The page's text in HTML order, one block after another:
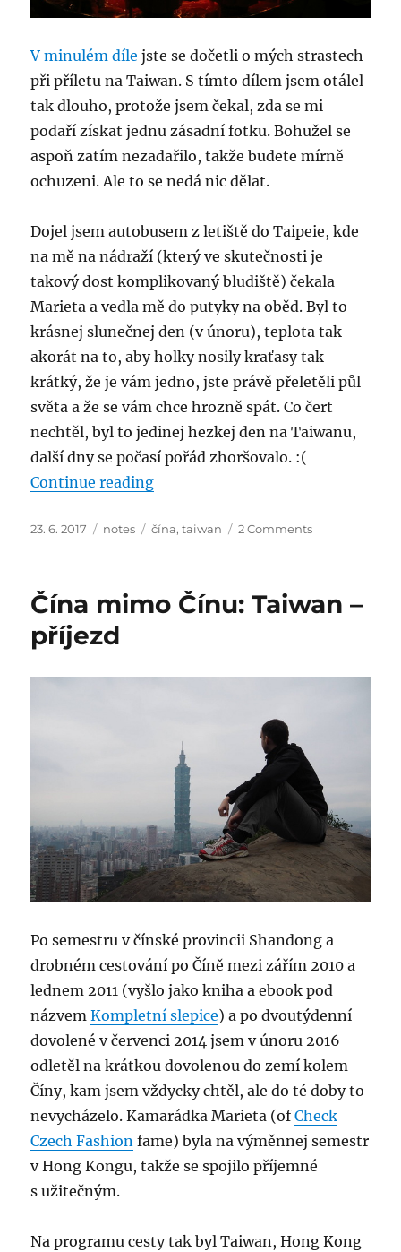
V minulém díle jste se dočetli o mých strastech
při příletu na Taiwan. S tímto dílem jsem otálel
tak dlouho, protože jsem čekal, zda se mi
podaří získat jednu zásadní fotku. Bohužel se
aspoň zatím nezadařilo, takže budete mírně
ochuzeni. Ale to se nedá nic dělat.
Dojel jsem autobusem z letiště do Taipeie, kde
na mě na nádraží (který ve skutečnosti je
takový dost komplikovaný bludiště) čekala
Marieta a vedla mě do putyky na oběd. Byl to
krásnej slunečnej den (v únoru), teplota tak
akorát na to, aby holky nosily kraťasy tak
krátký, že je vám jedno, jste právě přeletěli půl
světa a že se vám chce hrozně spát. Co čert
nechtěl, byl to jedinej hezkej den na Taiwanu,
další dny se počasí pořád zhoršovalo. :(
Continue reading“Čína mimo Čínu: Taiwan I.”
Posted
23. 6. 2017 Categories
notes Tags
čína,taiwan 2 Commentson
Taiwan
Čína mimo Čínu: Taiwan –
příjezd
Po semestru v čínské provincii Shandong a
drobném cestování po Číně mezi zářím 2010 a
lednem 2011 (vyšlo jako kniha a ebook pod
názvemKompletní slepice) a po dvoutýdenní
dovolené v červenci 2014 jsem v únoru 2016
odletěl na krátkou dovolenou do zemí kolem
Číny, kam jsem vždycky chtěl, ale do té doby to
nevycházelo. Kamarádka Marieta (ofCheck
Czech Fashion fame) byla na výměnnej semestr
v Hong Kongu, takže se spojilo příjemné
s užitečným.
Na programu cesty tak byl Taiwan, Hong Kong